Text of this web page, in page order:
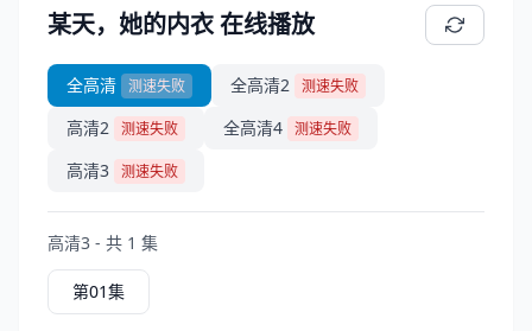
某天，她的内衣 在线播放
全高清 测速失败 全高清2 测速失败
高清2 测速失败 全高清4 测速失败
高清3 测速失败
高清3 - 共 1 集
第01集